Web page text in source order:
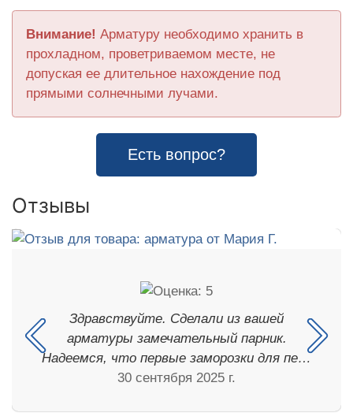
Внимание! Арматуру необходимо хранить в
прохладном, проветриваемом месте, не
допуская ее длительное нахождение под
прямыми солнечными лучами.
Есть вопрос?
Отзывы
Здравствуйте. Сделали из вашей
арматуры замечательный парник.
Надеемся, что первые заморозки для пе…
30 сентября 2025 г.